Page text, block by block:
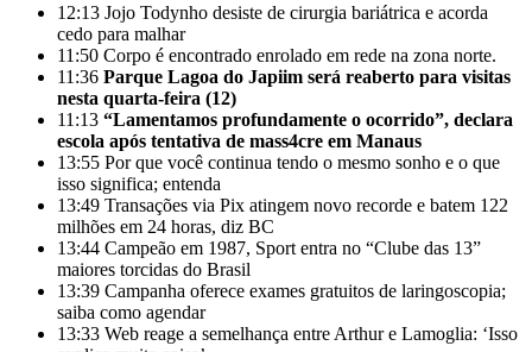
12:13 Jojo Todynho desiste de cirurgia bariátrica e acorda
cedo para malhar
11:50 Corpo é encontrado enrolado em rede na zona norte.
11:36 Parque Lagoa do Japiim será reaberto para visitas
nesta quarta-feira (12)
11:13 “Lamentamos profundamente o ocorrido”, declara
escola após tentativa de mass4cre em Manaus
13:55 Por que você continua tendo o mesmo sonho e o que
isso significa; entenda
13:49 Transações via Pix atingem novo recorde e batem 122
milhões em 24 horas, diz BC
13:44 Campeão em 1987, Sport entra no “Clube das 13”
maiores torcidas do Brasil
13:39 Campanha oferece exames gratuitos de laringoscopia;
saiba como agendar
13:33 Web reage a semelhança entre Arthur e Lamoglia: ‘Isso